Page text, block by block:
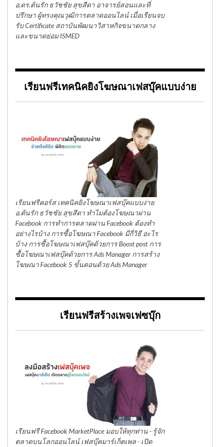
อ.ดร.ต้นรัก ธวัชชัย สุขสีดา อาจารย์สอนและที่
ปรึกษา ผู้ทรงคุณวุฒิการตลาดออนไลน์ เมื่อเรียนจบ
รับ Certificate สถาบันพัฒนาวิสาหกิจขนาดกลาง
และขนาดย่อม ISMED
เรียนฟรีเทคนิคยิงโฆษณาเฟสบุ๊คแบบง่าย
เรียนฟรีคอร์ส เทคนิคยิงโฆษณาเฟสบุ๊คแบบง่าย
อ.ต้นรัก ธวัชชัย สุขสีดา ทำไมต้องโฆษณาผ่าน
Facebook การทำการตลาดผ่าน Facebook ต้องทำ
อย่างไรบ้าง การซื้อโฆษณา Facebook มีกี่วิธี อะไร
บ้าง การซื้อโฆษณาเฟสบุ๊คด้วยการ Boost post การ
ซื้อโฆษณาเฟสบุ๊คด้วยการ Ads Manager การสร้าง
โฆษณา Facebook 5 ขั้นตอนด้วย Ads Manager
เรียนฟรีสร้างเพจเฟซบุ๊ก
เรียนฟรี Facebook MarketPlace มอบให้ทุกท่าน - รู้จัก
ตลาดบนโลกออนไลน์ เฟสบุ๊คมาร์เก็ตเพล - เปิด